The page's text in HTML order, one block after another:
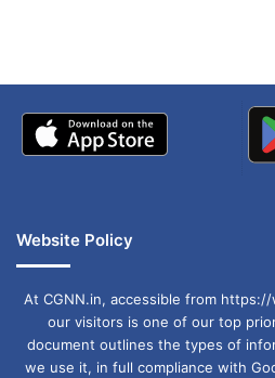
Website Policy
At CGNN.in, accessible from
our visitors is one of our top
document outlines the types of
we use it, in full compliance with